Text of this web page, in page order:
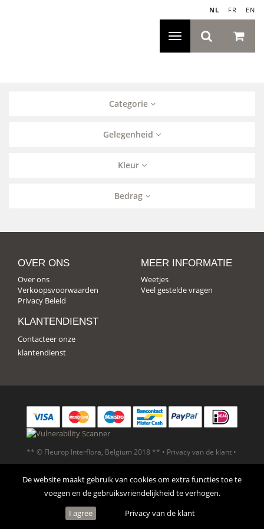
De website maakt gebruik van cookies om extra functies toe te
voegen en de gebruiksvriendelijkheid te verhogen.
I agree
Privacy van de klant
NL FR EN
Toggle
Categorie
Gelegenheid
Kleur
Bedrag
OVER ONS
Over ons
Verkoopsvoorwaarden
Privacy Beleid
MEER INFORMATIE
Weetjes
Veel gestelde vragen
KLANTENDIENST
Contacteer onze
klantendienst
** © Fleurop Interflora, Belgium 2018 ** • Privacy van de klant •
Verkoopsvoorwaarden